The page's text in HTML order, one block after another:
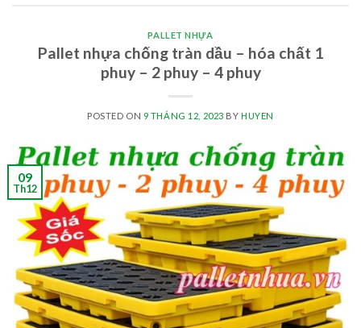
PALLET NHỰA
Pallet nhựa chống tràn dầu – hóa chất 1
phuy – 2 phuy – 4 phuy
POSTED ON 9 THÁNG 12, 2023 BY HUYEN
09
Th12